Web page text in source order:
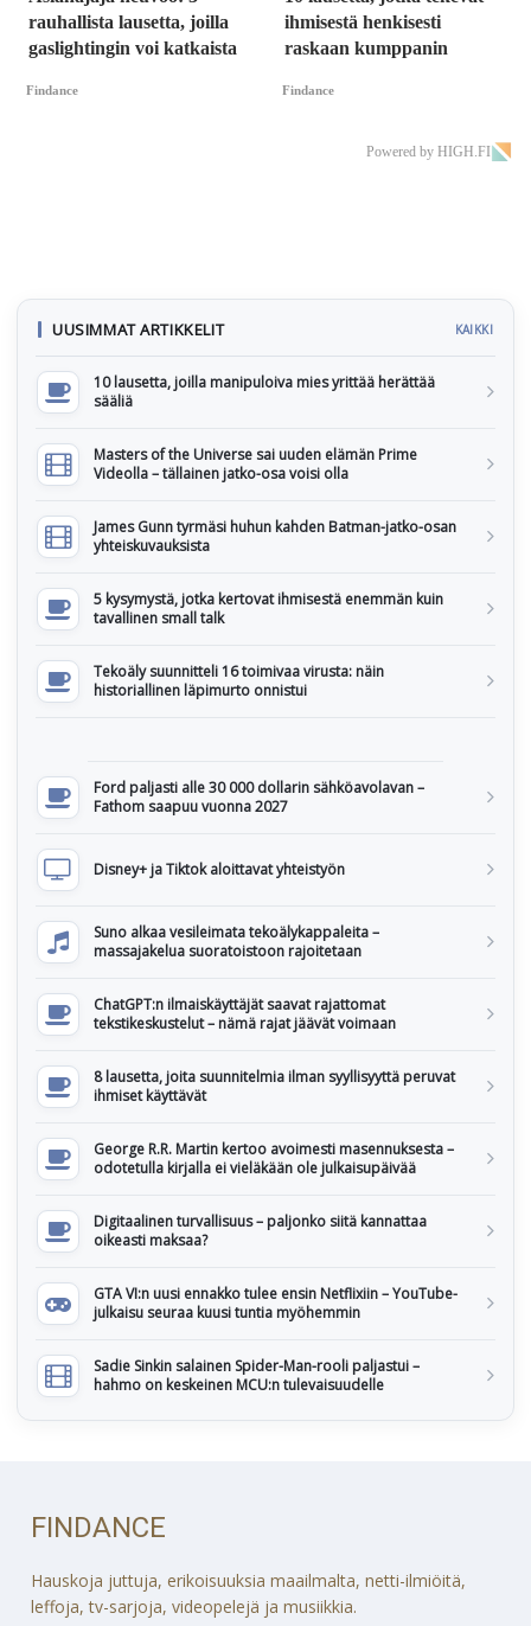
rauhallista lausetta, joilla
gaslightingin voi katkaista
Findance
ihmisestä henkisesti
raskaan kumppanin
Findance
Powered by HIGH.FI
UUSIMMAT ARTIKKELIT KAIKKI
10 lausetta, joilla manipuloiva mies yrittää herättää
sääliä
Masters of the Universe sai uuden elämän Prime
Videolla – tällainen jatko-osa voisi olla
James Gunn tyrmäsi huhun kahden Batman-jatko-osan
yhteiskuvauksista
5 kysymystä, jotka kertovat ihmisestä enemmän kuin
tavallinen small talk
Tekoäly suunnitteli 16 toimivaa virusta: näin
historiallinen läpimurto onnistui
Ford paljasti alle 30 000 dollarin sähköavolavan –
Fathom saapuu vuonna 2027
Disney+ ja Tiktok aloittavat yhteistyön
Suno alkaa vesileimata tekoälykappaleita –
massajakelua suoratoistoon rajoitetaan
ChatGPT:n ilmaiskäyttäjät saavat rajattomat
tekstikeskustelut – nämä rajat jäävät voimaan
8 lausetta, joita suunnitelmia ilman syyllisyyttä peruvat
ihmiset käyttävät
George R.R. Martin kertoo avoimesti masennuksesta –
odotetulla kirjalla ei vieläkään ole julkaisupäivää
Digitaalinen turvallisuus – paljonko siitä kannattaa
oikeasti maksaa?
GTA VI:n uusi ennakko tulee ensin Netflixiin – YouTube-
julkaisu seuraa kuusi tuntia myöhemmin
Sadie Sinkin salainen Spider-Man-rooli paljastui –
hahmo on keskeinen MCU:n tulevaisuudelle
FINDANCE
Hauskoja juttuja, erikoisuuksia maailmalta, netti-ilmiöitä,
leffoja, tv-sarjoja, videopelejä ja musiikkia.